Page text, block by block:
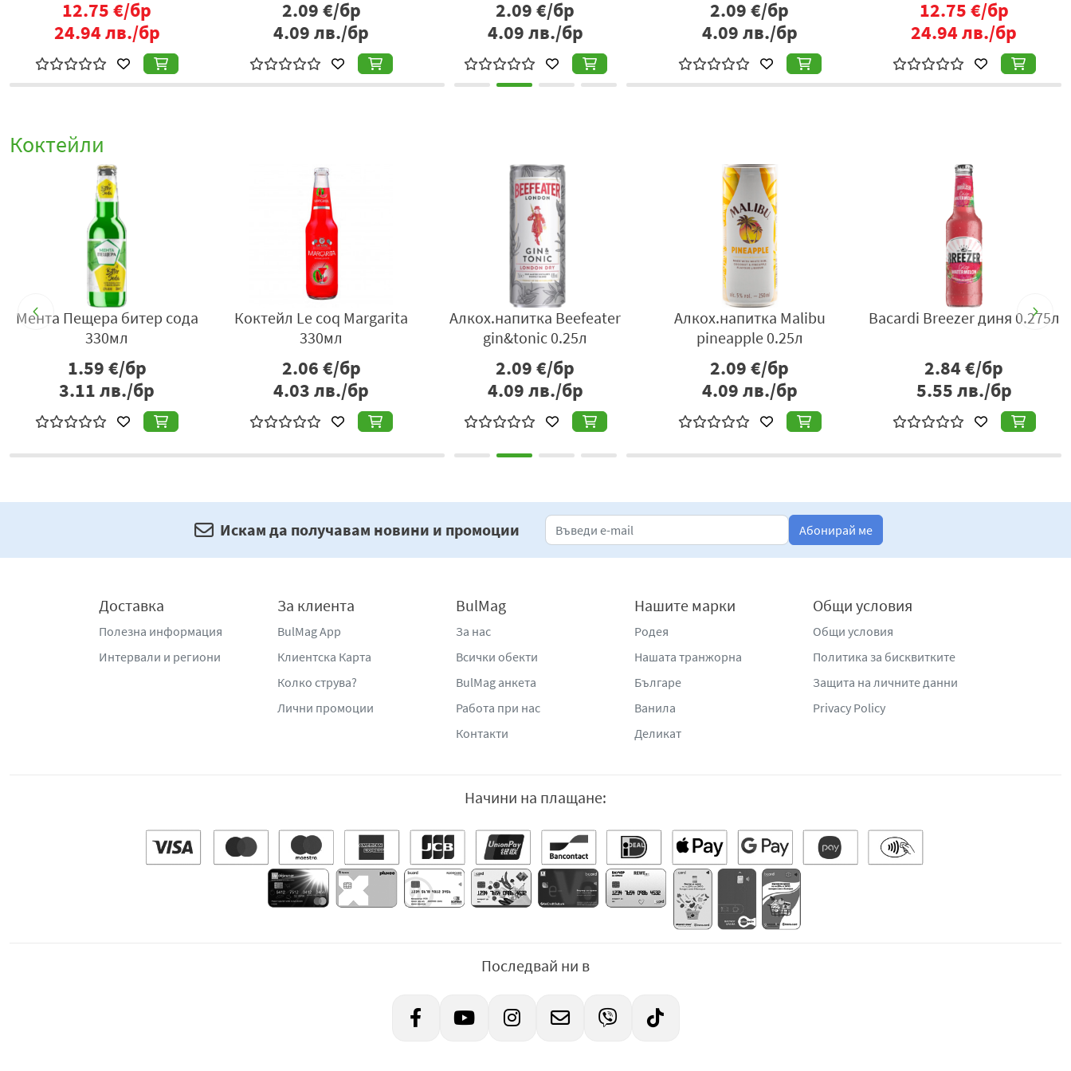
20.39€/бр
39.88лв./бр
13.95€/бр
27.28лв./бр
11.98€/бр
23.43лв./бр
13.95€/бр
27.28лв./бр
19.89€/бр
38.90лв./бр
Коктейли
Мента Пещера битер сода
330мл
1.59€/бр
3.11лв./бр
Коктейл Le coq Margarita
330мл
2.06€/бр
4.03лв./бр
Алкох.напитка Beefeater
gin&tonic 0.25л
2.09€/бр
4.09лв./бр
Алкох.напитка Malibu
pineapple 0.25л
2.09€/бр
4.09лв./бр
Bacardi Breezer диня 0.275л
2.84€/бр
5.55лв./бр
Искам да получавам новини и промоции Абонирай ме
Доставка
Полезна информация
Интервали и региони
За клиента
BulMag App
Клиентска Карта
Колко струва?
Лични промоции
BulMag
За нас
Всички обекти
BulMag анкета
Работа при нас
Контакти
Нашите марки
Родея
Нашата транжорна
Българе
Ванила
Деликат
Общи условия
Общи условия
Политика за бисквитките
Защита на личните данни
Privacy Policy
Начини на плащане:
Последвай ни в